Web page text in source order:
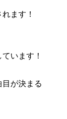
ます！
います！
が決まる